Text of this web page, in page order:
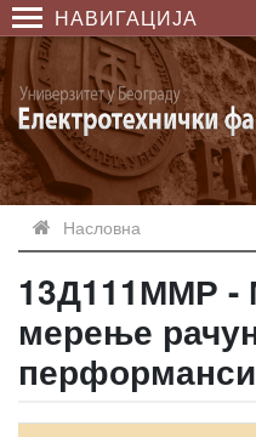
НАВИГАЦИЈА
Насловна
13Д111ММР -
мерење
перформанси